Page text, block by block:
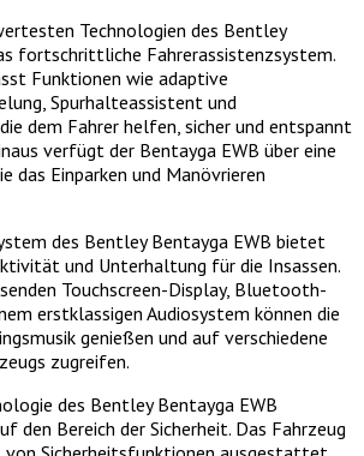
Technologien des Bentley
fortschrittliche Fahrerassistenzsystem.
Funktionen wie adaptive
Spurhalteassistent und
dem Fahrer helfen, sicher und entspannt
verfügt der Bentayga EWB über eine
das Einparken und Manövrieren
des Bentley Bentayga EWB bietet
und Unterhaltung für die Insassen.
Touchscreen-Display, Bluetooth-
erstklassigen Audiosystem können die
genießen und auf verschiedene
zugreifen.
des Bentley Bentayga EWB
den Bereich der Sicherheit. Das Fahrzeug